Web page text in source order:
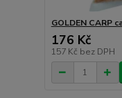
GOLDEN CARP
176 Kč
157 Kč bez DPH